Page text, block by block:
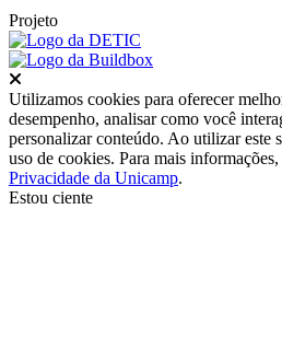
Projeto
Utilizamos cookies para oferecer
desempenho, analisar como você
personalizar conteúdo. Ao utilizar este
uso de cookies. Para mais informações,
Privacidade da Unicamp.
Estou ciente